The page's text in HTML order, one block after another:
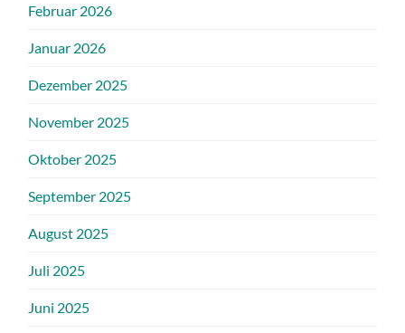
Februar 2026
Januar 2026
Dezember 2025
November 2025
Oktober 2025
September 2025
August 2025
Juli 2025
Juni 2025